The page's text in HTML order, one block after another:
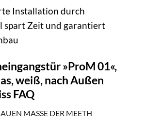
Installation durch
spart Zeit und garantiert
»ProM 01«,
weiß, nach Außen
FAQ
MASSE DER MEETH N